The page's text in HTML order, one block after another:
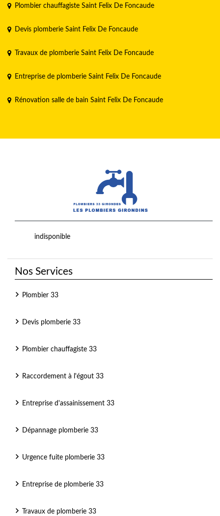
Plombier chauffagiste Saint Felix De Foncaude
Devis plomberie Saint Felix De Foncaude
Travaux de plomberie Saint Felix De Foncaude
Entreprise de plomberie Saint Felix De Foncaude
Rénovation salle de bain Saint Felix De Foncaude
indisponible
Nos Services
Plombier 33
Devis plomberie 33
Plombier chauffagiste 33
Raccordement à l'égout 33
Entreprise d'assainissement 33
Dépannage plomberie 33
Urgence fuite plomberie 33
Entreprise de plomberie 33
Travaux de plomberie 33